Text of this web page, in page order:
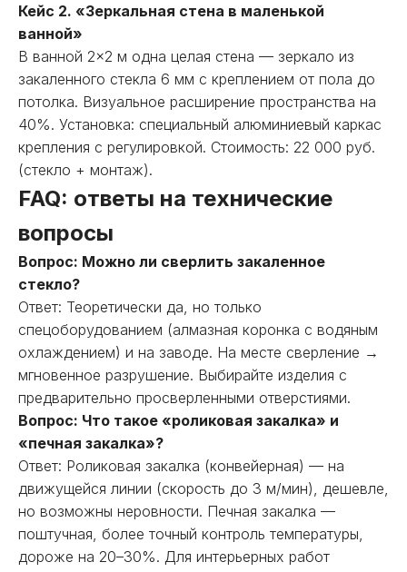
Кейс 2. «Зеркальная стена в маленькой
ванной»
В ванной 2×2 м одна целая стена — зеркало из
закаленного стекла 6 мм с креплением от пола до
потолка. Визуальное расширение пространства на
40%. Установка: специальный алюминиевый каркас
крепления с регулировкой. Стоимость: 22 000 руб.
(стекло + монтаж).
FAQ: ответы на технические
вопросы
Вопрос: Можно ли сверлить закаленное
стекло?
Ответ: Теоретически да, но только
спецоборудованием (алмазная коронка с водяным
охлаждением) и на заводе. На месте сверление →
мгновенное разрушение. Выбирайте изделия с
предварительно просверленными отверстиями.
Вопрос: Что такое «роликовая закалка» и
«печная закалка»?
Ответ: Роликовая закалка (конвейерная) — на
движущейся линии (скорость до 3 м/мин), дешевле,
но возможны неровности. Печная закалка —
поштучная, более точный контроль температуры,
дороже на 20–30%. Для интерьерных работ